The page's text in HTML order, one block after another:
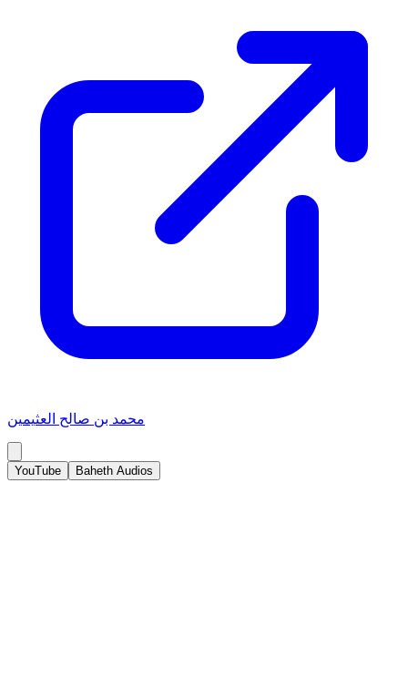
محمد بن صالح العثيمين
YouTube Baheth Audios